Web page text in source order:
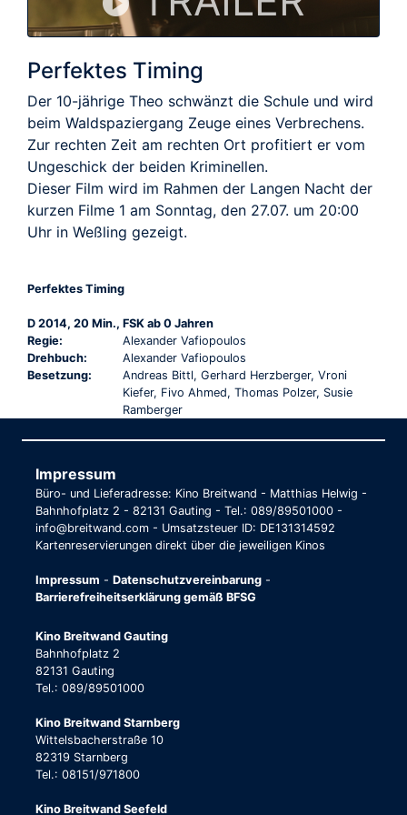
Perfektes Timing
Der 10-jährige Theo schwänzt die Schule und wird
beim Waldspaziergang Zeuge eines Verbrechens.
Zur rechten Zeit am rechten Ort profitiert er vom
Ungeschick der beiden Kriminellen.
Dieser Film wird im Rahmen der Langen Nacht der
kurzen Filme 1 am Sonntag, den 27.07. um 20:00
Uhr in Weßling gezeigt.
Perfektes Timing
D 2014, 20 Min., FSK ab 0 Jahren
Regie:
Alexander Vafiopoulos
Drehbuch:
Alexander Vafiopoulos
Besetzung:
Andreas Bittl, Gerhard Herzberger, Vroni
Kiefer, Fivo Ahmed, Thomas Polzer, Susie
Ramberger
Impressum
Büro- und Lieferadresse: Kino Breitwand - Matthias Helwig -
Bahnhofplatz 2 - 82131 Gauting - Tel.: 089/89501000 -
info@breitwand.com - Umsatzsteuer ID: DE131314592
Kartenreservierungen direkt über die jeweiligen Kinos
Impressum - Datenschutzvereinbarung -
Barrierefreiheitserklärung gemäß BFSG
Kino Breitwand Gauting
Bahnhofplatz 2
82131 Gauting
Tel.: 089/89501000
Kino Breitwand Starnberg
Wittelsbacherstraße 10
82319 Starnberg
Tel.: 08151/971800
Kino Breitwand Seefeld